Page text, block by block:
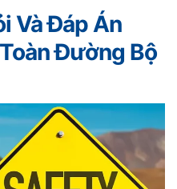
Và Đáp Án
Đường Bộ